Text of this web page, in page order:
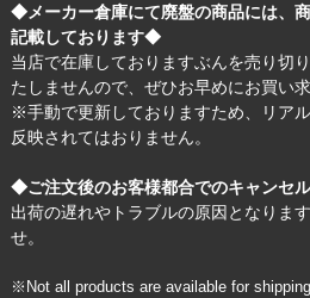
◆メーカー倉庫にて廃盤の商品には、
記載しております◆
当店で在庫しておりますぶんを売り切
たしませんので、ぜひお早めにお買い
※手動で更新しておりますため、リア
反映されてはおりません。
◆ご注文後のお客様都合でのキャンセ
出荷の遅れやトラブルの原因となりま
せ。
※Not all products are available for